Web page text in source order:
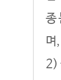
종
며
2)